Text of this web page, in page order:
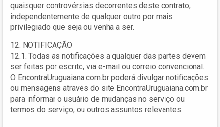
quaisquer controvérsias decorrentes deste contrato,
independentemente de qualquer outro por mais
privilegiado que seja ou venha a ser.
12. NOTIFICAÇÃO
12.1. Todas as notificações a qualquer das partes devem
ser feitas por escrito, via e-mail ou correio convencional.
O EncontraUruguaiana.com.br poderá divulgar notificações
ou mensagens através do site EncontraUruguaiana.com.br
para informar o usuário de mudanças no serviço ou
termos do serviço, ou outros assuntos relevantes.